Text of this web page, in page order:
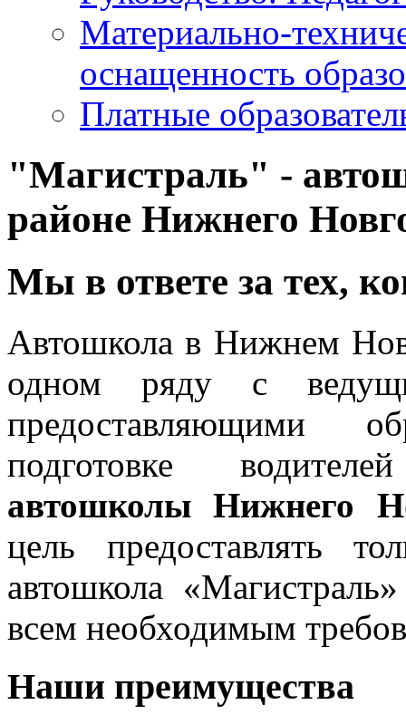
Материально-
оснащенность
Платные
"Магистраль" -
районе Нижнего
Мы в ответе за тех,
Автошкола в Нижнем
одном ряду с
предоставляющими
подготовке водителей
автошколы Нижнего
цель предоставлять
автошкола
всем необходимым
Наши преимущества